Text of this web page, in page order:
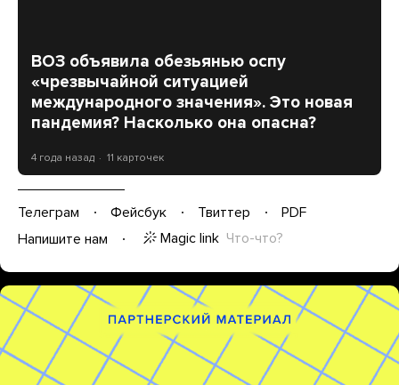
ВОЗ объявила обезьянью оспу
«чрезвычайной ситуацией
международного значения». Это новая
пандемия? Насколько она опасна?
4 года назад 11 карточек
Телеграм Фейсбук Твиттер
PDF
Напишите нам
Magic link Что-что?